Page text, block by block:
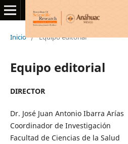
Inicio / Equipo editorial
Equipo editorial
DIRECTOR
Dr. José Juan Antonio Ibarra Arías
Coordinador de Investigación
Facultad de Ciencias de la Salud